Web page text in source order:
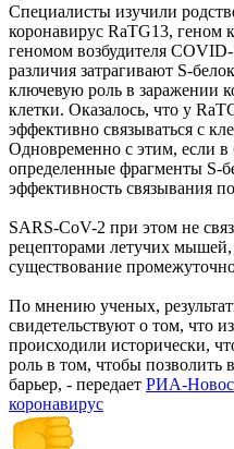
Специалисты изучили
коронавирус RaTG13, геном
геномом возбудителя
различия затрагивают S-
ключевую роль в заражении
клетки. Оказалось, что у
эффективно связываться с
Одновременно с этим, если
определенные фрагменты S-
эффективность связывания
SARS-CoV-2 при этом не
рецепторами летучих мышей,
существование
По мнению ученых,
свидетельствуют о том, что
происходили исторически,
роль в том, чтобы позволить
барьер, - передает РИА-
коронавирус